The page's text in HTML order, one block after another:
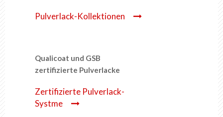
Pulverlack-Kollektionen
Qualicoat und GSB
zertifizierte Pulverlacke
Zertifizierte Pulverlack-
Systme